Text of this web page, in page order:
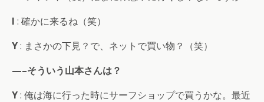
I : 確かに来るね（笑）
Y: まさかの下見？で、ネットで買い物？（笑）
—–そういう山本さんは？
Y: 俺は海に行った時にサーフショップで買うかな。最近